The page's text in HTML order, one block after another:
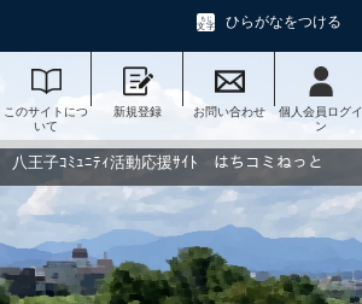
ひらがなをつける
このサイトにつ
いて
新規登録 お問い合わせ
個人会員ログイ
ン
八王子ｺﾐｭﾆﾃｨ活動応援ｻｲﾄ はちコミねっと